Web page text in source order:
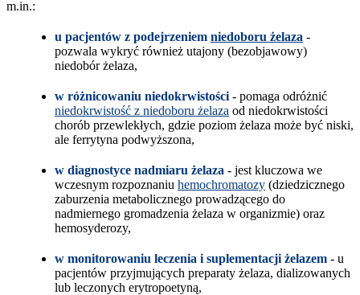
m.in.:
u pacjentów z podejrzeniem niedoboru żelaza -
pozwala wykryć również utajony (bezobjawowy)
niedobór żelaza,
w różnicowaniu niedokrwistości - pomaga odróżnić
niedokrwistość z niedoboru żelaza od niedokrwistości
chorób przewlekłych, gdzie poziom żelaza może być niski,
ale ferrytyna podwyższona,
w diagnostyce nadmiaru żelaza - jest kluczowa we
wczesnym rozpoznaniu hemochromatozy (dziedzicznego
zaburzenia metabolicznego prowadzącego do
nadmiernego gromadzenia żelaza w organizmie) oraz
hemosyderozy,
w monitorowaniu leczenia i suplementacji żelazem - u
pacjentów przyjmujących preparaty żelaza, dializowanych
lub leczonych erytropoetyną,